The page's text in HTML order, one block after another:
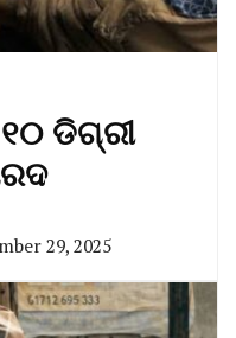
୧୦ ଡିଗ୍ରୀ
29, 2025